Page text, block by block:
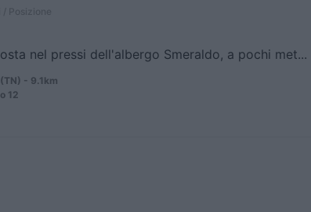
nel pressi dell'albergo Smeraldo, a pochi met...
- 9.1km
12